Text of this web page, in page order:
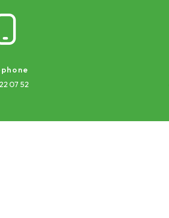
07 52